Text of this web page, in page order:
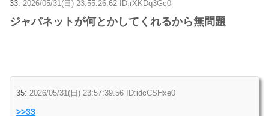
33: 2026/05/31(日) 23:55:26.62 ID:rXKDq3Gc0
ジャパネットが何とかしてくれるから無問題
35: 2026/05/31(日) 23:57:39.56 ID:idcCSHxe0
>>33